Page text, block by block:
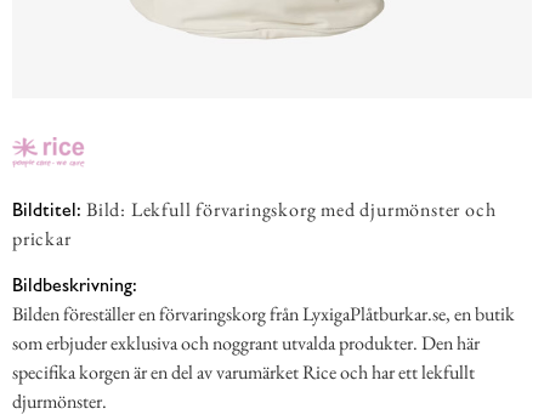
Bildtitel: Bild: Lekfull förvaringskorg med djurmönster och
prickar
Bildbeskrivning:
Bilden föreställer en förvaringskorg från LyxigaPlåtburkar.se, en butik
som erbjuder exklusiva och noggrant utvalda produkter. Den här
specifika korgen är en del av varumärket Rice och har ett lekfullt
djurmönster.